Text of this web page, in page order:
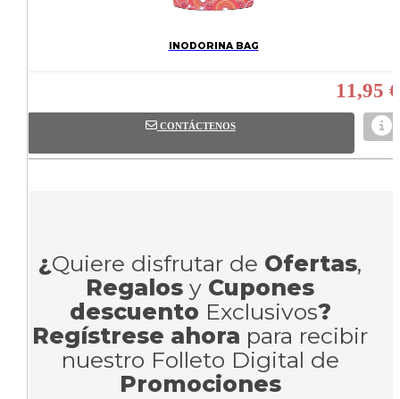
INODORINA BAG
11,95 €
CONTÁCTENOS
¿Quiere disfrutar de Ofertas,
Regalos y Cupones
descuento Exclusivos?
Regístrese ahora para recibir
nuestro Folleto Digital de
Promociones